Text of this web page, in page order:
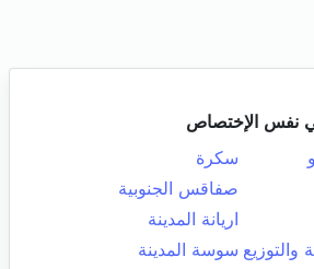
نفس الإختصاص
سكرة
صفاقس الجنوبية
اريانة المدينة
والتوزيع سوسة المدينة